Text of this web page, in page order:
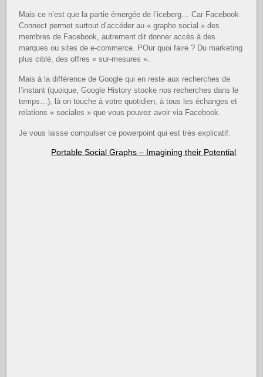
Mais ce n’est que la partie émergée de l’iceberg… Car Facebook
Connect permet surtout d’accéder au « graphe social » des
membres de Facebook, autrement dit donner accès à des
marques ou sites de e-commerce. POur quoi faire ? Du marketing
plus ciblé, des offres « sur-mesures ».
Mais à la différence de Google qui en reste aux recherches de
l’instant (quoique, Google History stocke nos recherches dans le
temps…), là on touche à votre quotidien, à tous les échanges et
relations « sociales » que vous pouvez avoir via Facebook.
Je vous laisse compulser ce powerpoint qui est très explicatif.
Portable Social Graphs – Imagining their Potential